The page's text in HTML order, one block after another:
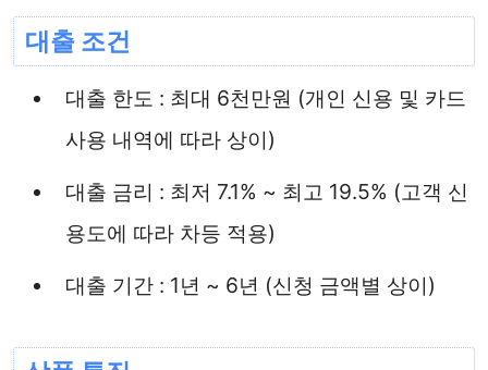
대출 조건
대출 한도 : 최대 6천만원 (개인 신용 및 카드
사용 내역에 따라 상이)
대출 금리 : 최저 7.1% ~ 최고 19.5% (고객 신
용도에 따라 차등 적용)
대출 기간 : 1년 ~ 6년 (신청 금액별 상이)